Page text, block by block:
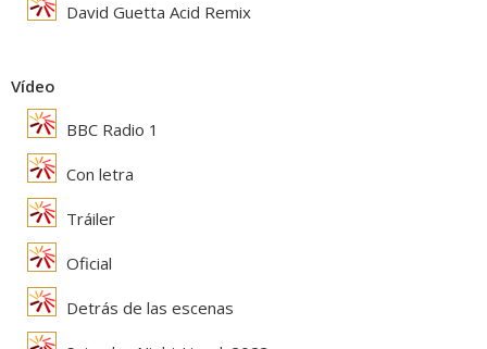
David Guetta Acid Remix
Vídeo
BBC Radio 1
Con letra
Tráiler
Oficial
Detrás de las escenas